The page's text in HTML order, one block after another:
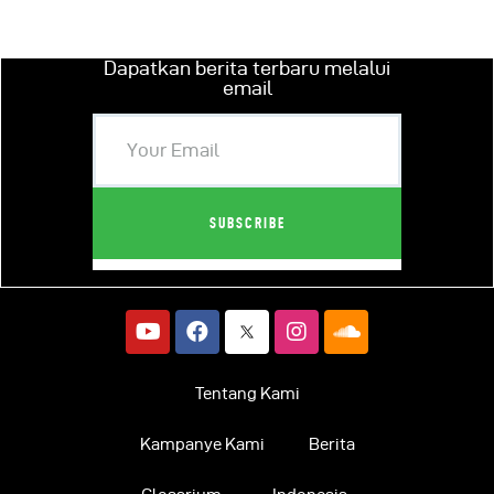
Dapatkan berita terbaru melalui
email
Tentang Kami
Kampanye Kami Berita